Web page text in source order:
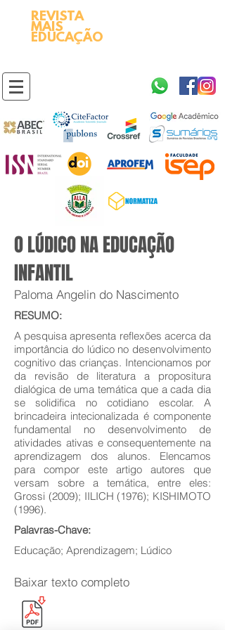
REVISTA
MAIS
EDUCAÇÃO
O LÚDICO NA EDUCAÇÃO
INFANTIL
Paloma Angelin do Nascimento
RESUMO:
A pesquisa apresenta reflexões acerca da
importância do lúdico no desenvolvimento
cognitivo das crianças. Intencionamos por
da revisão de literatura a propositura
dialógica de uma temática que a cada dia
se solidifica no cotidiano escolar. A
brincadeira intecionalizada é componente
fundamental no desenvolvimento de
atividades ativas e consequentemente na
aprendizagem dos alunos. Elencamos
para compor este artigo autores que
versam sobre a temática, entre eles:
Grossi (2009); IILICH (1976); KISHIMOTO
(1996).
Palavras-Chave:
Educação; Aprendizagem; Lúdico
Baixar texto completo